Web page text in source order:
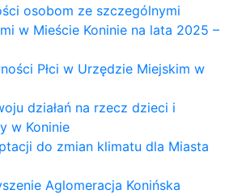
osobom ze szczególnymi
w Mieście Koninie na lata 2025 –
Płci w Urzędzie Miejskim w
działań na rzecz dzieci i
w Koninie
do zmian klimatu dla Miasta
Aglomeracja Konińska